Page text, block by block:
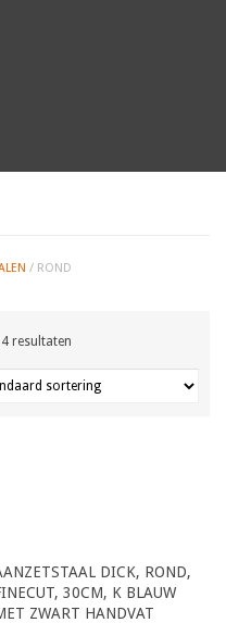
/ ROND
resultaten
DICK, ROND,
30CM, K BLAUW
ZWART HANDVAT